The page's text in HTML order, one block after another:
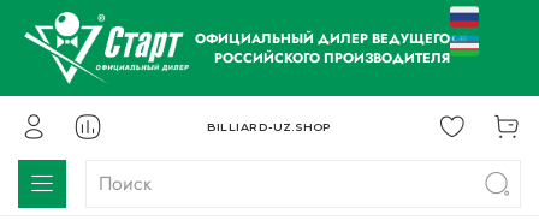
ОФИЦИАЛЬНЫЙ ДИЛЕР ВЕДУЩЕГО
РОССИЙСКОГО ПРОИЗВОДИТЕЛЯ
BILLIARD-UZ.SHOP